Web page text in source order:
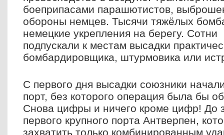
боеприпасами парашютистов,
обороны немцев. Тысячи тяжёлых
немецкие укрепления на берегу. Сотни
подпускали к местам высадки
бомбардировщика, штурмовика или
С первого дня высадки союзники
порт, без которого операция была бы
Снова цифры и ничего кроме цифр! До
первого крупного порта Антверпен,
захватить только комбинированным